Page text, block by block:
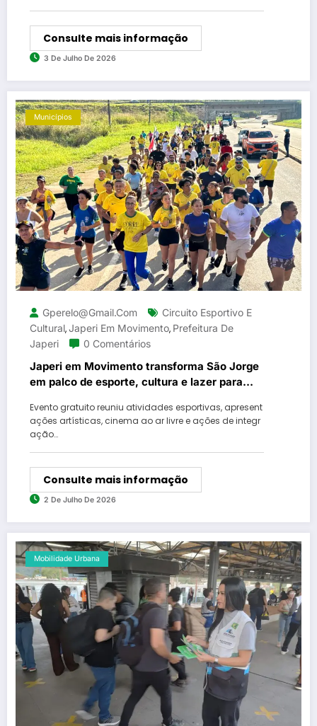
Consulte mais informação
3 De Julho De 2026
Municípios
Gperelo@gmail.com
Circuito Esportivo E
Cultural,Japeri Em Movimento, Prefeitura De
Japeri
0 Comentários
Japeri em Movimento transforma São Jorge
em palco de esporte, cultura e lazer para
Evento gratuito reuniu atividades esportivas, apresent
ações artísticas, cinema ao ar livre e ações de integr
ação…
Consulte mais informação
2 De Julho De 2026
Mobilidade Urbana